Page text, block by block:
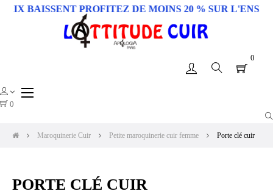
0
0
Basculer
☰
BAISSENT PROFITEZ DE MOINS 20 % SUR
Maroquinerie Cuir Petite maroquinerie cuir femme Porte clé cuir
PORTE CLÉ CUIR